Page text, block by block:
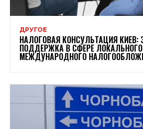
ДРУГОЕ
НАЛОГОВАЯ КОНСУЛЬТАЦИЯ КИЕВ:
ПОДДЕРЖКА В СФЕРЕ
МЕЖДУНАРОДНОГО